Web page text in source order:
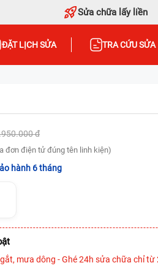
Sửa chữa lấy liền
ĐẶT LỊCH SỬA TRA CỨU SỬA
đ
đơn điện tử đúng tên linh kiện)
hành 6 tháng
mưa dông - Ghé 24h sửa chữa chỉ từ